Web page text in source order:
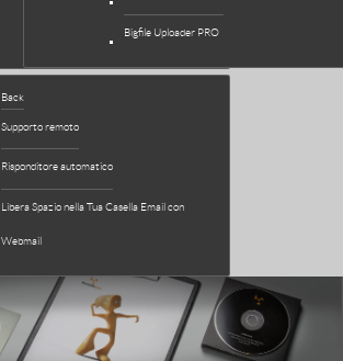
Bigfile Uploader PRO
Back
Supporto remoto
Risponditore automatico
Libera Spazio nella Tua Casella Email con
Webmail